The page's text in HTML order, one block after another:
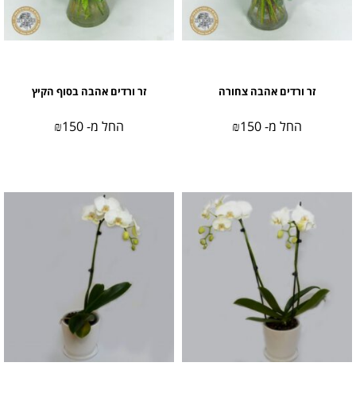
זר ורדים אהבה צחורה
החל מ- ₪150
זר ורדים אהבה בסוף הקיץ
החל מ- ₪150